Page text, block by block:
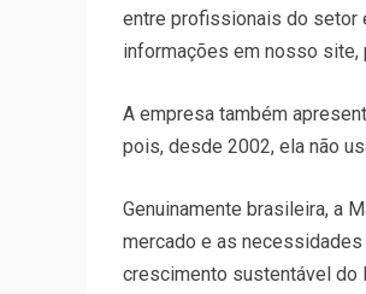
entre profissionais do setor
informações em nosso site,
A empresa também
pois, desde 2002, ela não
Genuinamente brasileira, a
mercado e as
crescimento sustentável do